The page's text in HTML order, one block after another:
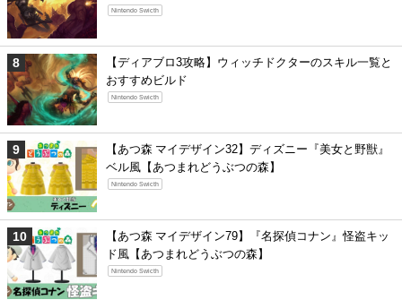
Nintendo Swicth
【ディアブロ3攻略】ウィッチドクターのスキル一覧と
おすすめビルド
Nintendo Swicth
【あつ森 マイデザイン32】ディズニー『美女と野獣』
ベル風【あつまれどうぶつの森】
Nintendo Swicth
【あつ森 マイデザイン79】『名探偵コナン』怪盗キッ
ド風【あつまれどうぶつの森】
Nintendo Swicth